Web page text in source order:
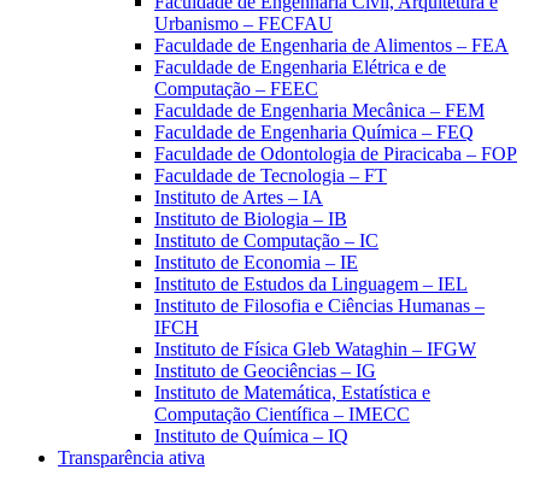
Urbanismo – FECFAU
Faculdade de Engenharia de Alimentos – FEA
Faculdade de Engenharia Elétrica e de
Computação – FEEC
Faculdade de Engenharia Mecânica – FEM
Faculdade de Engenharia Química – FEQ
Faculdade de Odontologia de Piracicaba – FOP
Faculdade de Tecnologia – FT
Instituto de Artes – IA
Instituto de Biologia – IB
Instituto de Computação – IC
Instituto de Economia – IE
Instituto de Estudos da Linguagem – IEL
Instituto de Filosofia e Ciências Humanas –
IFCH
Instituto de Física Gleb Wataghin – IFGW
Instituto de Geociências – IG
Instituto de Matemática, Estatística e
Computação Científica – IMECC
Instituto de Química – IQ
Transparência ativa